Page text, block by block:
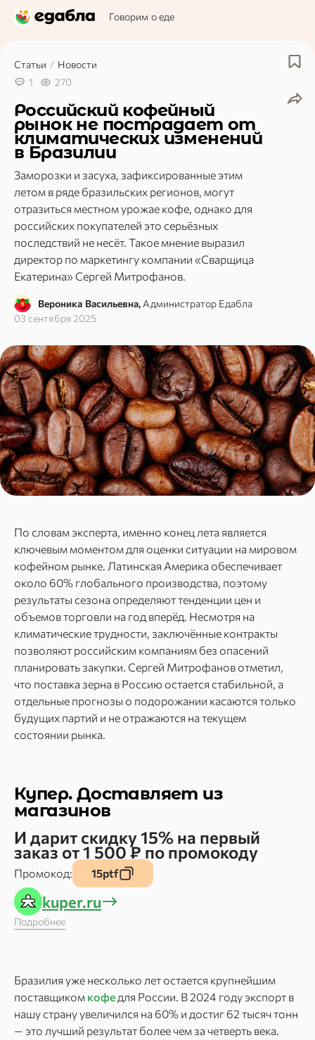
Говорим о еде
Статьи / Новости
1
270
Российский кофейный
рынок не пострадает от
климатических изменений
в Бразилии
Заморозки и засуха, зафиксированные этим
летом в ряде бразильских регионов, могут
отразиться местном урожае кофе, однако для
российских покупателей это серьёзных
последствий не несёт. Такое мнение выразил
директор по маркетингу компании «Сварщица
Екатерина» Сергей Митрофанов.
Вероника Васильевна, Администратор Едабла
03 сентября 2025
По словам эксперта, именно конец лета является
ключевым моментом для оценки ситуации на мировом
кофейном рынке. Латинская Америка обеспечивает
около 60% глобального производства, поэтому
результаты сезона определяют тенденции цен и
объемов торговли на год вперёд. Несмотря на
климатические трудности, заключённые контракты
позволяют российским компаниям без опасений
планировать закупки. Сергей Митрофанов отметил,
что поставка зерна в Россию остается стабильной, а
отдельные прогнозы о подорожании касаются только
будущих партий и не отражаются на текущем
состоянии рынка.
Купер. Доставляет из
магазинов
И дарит скидку 15% на первый
заказ от 1 500 ₽ по промокоду
Промокод: 15ptf
kuper.ru
Подробнее
Бразилия уже несколько лет остается крупнейшим
поставщиком кофе для России. В 2024 году экспорт в
нашу страну увеличился на 60% и достиг 62 тысяч тонн
— это лучший результат более чем за четверть века.